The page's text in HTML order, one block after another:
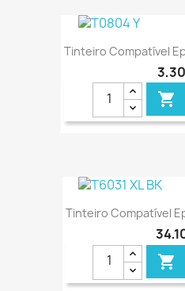
Tinteiro Compatível

Tinteiro Compatível
